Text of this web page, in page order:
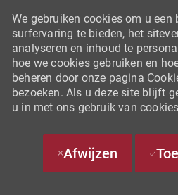
We gebruiken cookies om u een
surfervaring te bieden, het
analyseren en inhoud te
hoe we cookies gebruiken en
beheren door onze pagina
bezoeken. Als u deze site blijft
u in met ons gebruik van
Afwijzen